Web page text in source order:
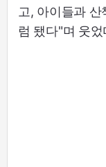
고, 아이들과
럼 됐다"며 웃었